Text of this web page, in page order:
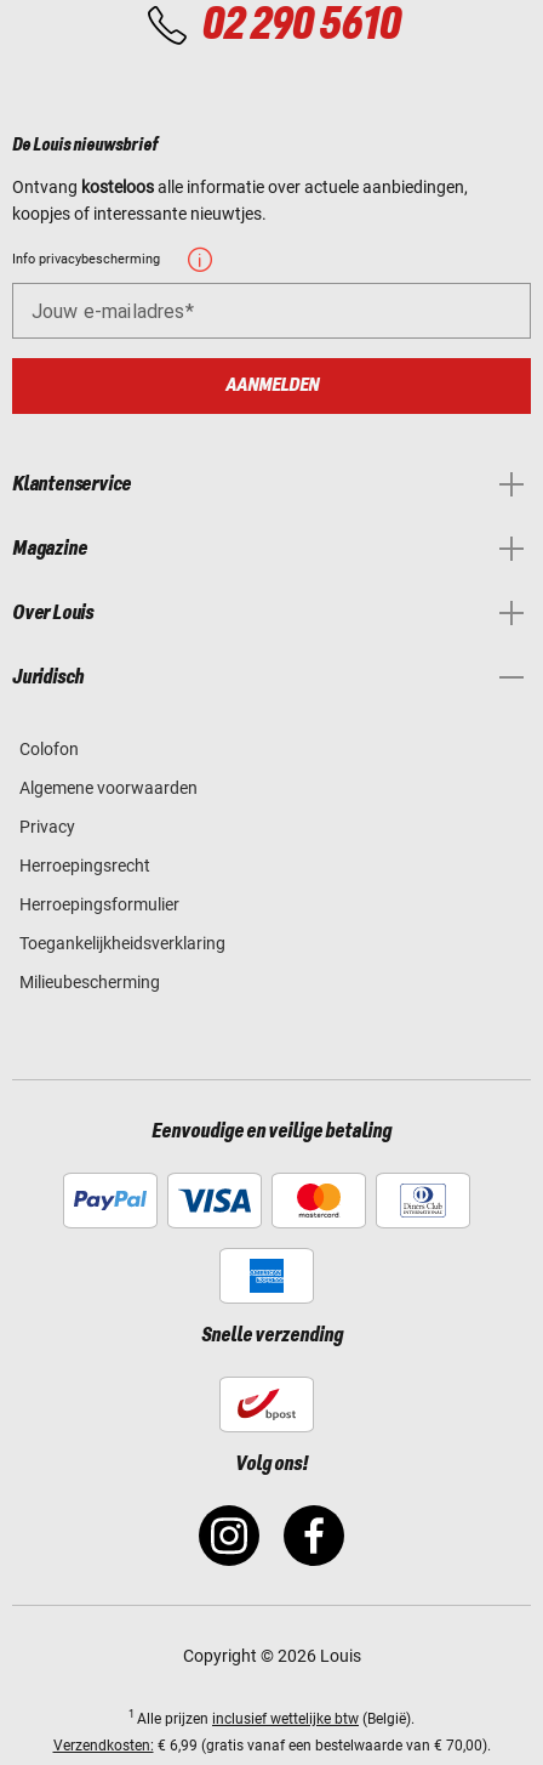
02 290 5610
De Louis nieuwsbrief
Ontvang kosteloosalle informatie over actuele aanbiedingen,
koopjes of interessante nieuwtjes.
Info privacybescherming
Jouw e-mailadres
AANMELDEN
Klantenservice
Magazine
Over Louis
Juridisch
Colofon
Algemene voorwaarden
Privacy
Herroepingsrecht
Herroepingsformulier
Toegankelijkheidsverklaring
Milieubescherming
Eenvoudige en veilige betaling
Snelle verzending
Volg ons!
Copyright © 2026 Louis
1 Alle prijzen inclusief wettelijke btw (België).
Verzendkosten: € 6,99 (gratis vanaf een bestelwaarde van € 70,00).